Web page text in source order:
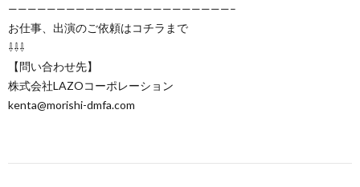
———————————————————————–
お仕事、出演のご依頼はコチラまで
⇩⇩⇩
【問い合わせ先】
株式会社LAZOコーポレーション
kenta@morishi-dmfa.com